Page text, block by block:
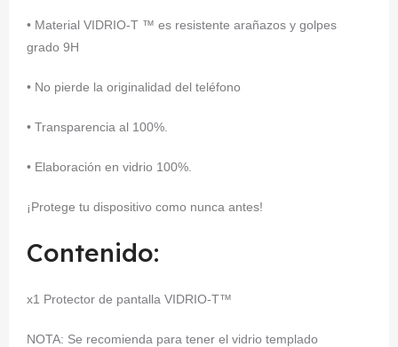
• Material VIDRIO-T ™ es resistente arañazos y golpes
grado 9H
• No pierde la originalidad del teléfono
• Transparencia al 100%.
• Elaboración en vidrio 100%.
¡Protege tu dispositivo como nunca antes!
Contenido:
x1 Protector de pantalla VIDRIO-T™
NOTA: Se recomienda para tener el vidrio templado